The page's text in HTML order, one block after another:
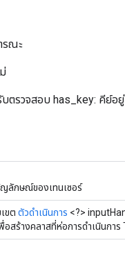
รณะ
ตรวจสอบ has_key: คีย์อ
ลักษณ์ของเทนเซอร์
ขต ตัวดำเนินการ <?>
อสร้างคลาสที่ห่อการดำเนินกา